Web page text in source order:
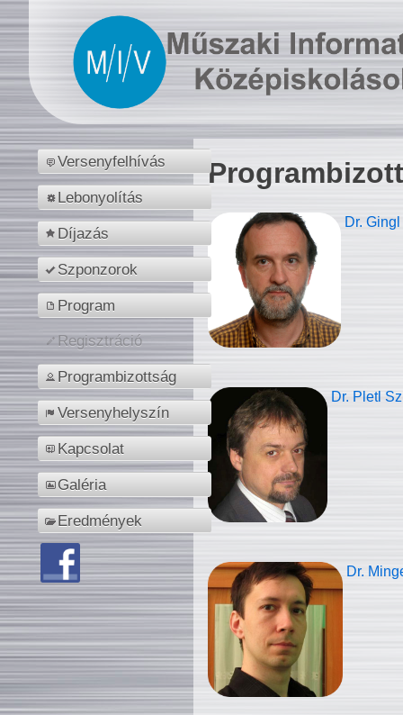
Versenyfelhívás
Lebonyolítás
Díjazás
Szponzorok
Program
Regisztráció
Programbizottság
Versenyhelyszín
Kapcsolat
Galéria
Eredmények
Dr.
Dr. Pletl
Dr.